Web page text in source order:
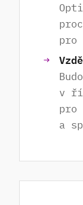
pro
v
pro
a